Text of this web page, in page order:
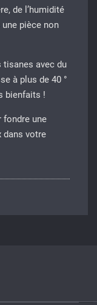
de l’humidité
une pièce non
tisanes avec du
à plus de 40 °
bienfaits !
fondre une
dans votre